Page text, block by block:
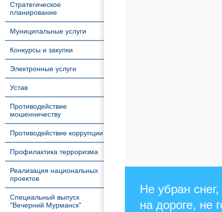
Стратегическое
планирование
Муниципальные услуги
Конкурсы и закупки
Электронные услуги
Устав
Противодействие
мошенничеству
Противодействие коррупции
Профилактика терроризма
Реализация национальных
проектов
Специальный выпуск
"Вечерний Мурманск"
Не убран
на дороге, не